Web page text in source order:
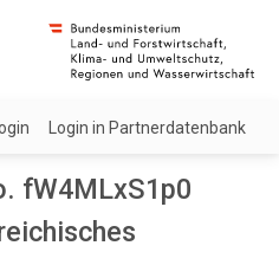
Login in Partnerdatenbank
fW4MLxS1p0